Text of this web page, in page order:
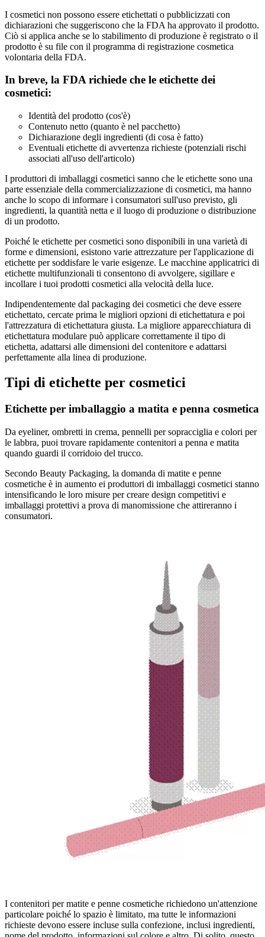
I cosmetici non possono essere etichettati o pubblicizzati con
dichiarazioni che suggeriscono che la FDA ha approvato il prodotto.
Ciò si applica anche se lo stabilimento di produzione è registrato o il
prodotto è su file con il programma di registrazione cosmetica
volontaria della FDA.
In breve, la FDA richiede che le etichette dei
cosmetici:
Identità del prodotto (cos'è)
Contenuto netto (quanto è nel pacchetto)
Dichiarazione degli ingredienti (di cosa è fatto)
Eventuali etichette di avvertenza richieste (potenziali rischi
associati all'uso dell'articolo)
I produttori di imballaggi cosmetici sanno che le etichette sono una
parte essenziale della commercializzazione di cosmetici, ma hanno
anche lo scopo di informare i consumatori sull'uso previsto, gli
ingredienti, la quantità netta e il luogo di produzione o distribuzione
di un prodotto.
Poiché le etichette per cosmetici sono disponibili in una varietà di
forme e dimensioni, esistono varie attrezzature per l'applicazione di
etichette per soddisfare le varie esigenze. Le macchine applicatrici di
etichette multifunzionali ti consentono di avvolgere, sigillare e
incollare i tuoi prodotti cosmetici alla velocità della luce.
Indipendentemente dal packaging dei cosmetici che deve essere
etichettato, cercate prima le migliori opzioni di etichettatura e poi
l'attrezzatura di etichettatura giusta. La migliore apparecchiatura di
etichettatura modulare può applicare correttamente il tipo di
etichetta, adattarsi alle dimensioni del contenitore e adattarsi
perfettamente alla linea di produzione.
Tipi di etichette per cosmetici
Etichette per imballaggio a matita e penna cosmetica
Da eyeliner, ombretti in crema, pennelli per sopracciglia e colori per
le labbra, puoi trovare rapidamente contenitori a penna e matita
quando guardi il corridoio del trucco.
Secondo Beauty Packaging, la domanda di matite e penne
cosmetiche è in aumento ei produttori di imballaggi cosmetici stanno
intensificando le loro misure per creare design competitivi e
imballaggi protettivi a prova di manomissione che attireranno i
consumatori.
I contenitori per matite e penne cosmetiche richiedono un'attenzione
particolare poiché lo spazio è limitato, ma tutte le informazioni
richieste devono essere incluse sulla confezione, inclusi ingredienti,